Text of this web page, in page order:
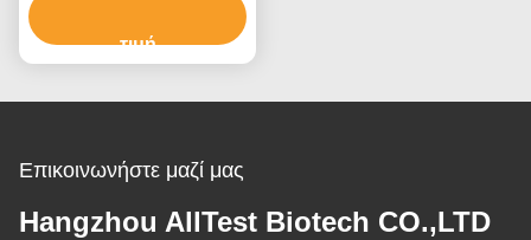
τιμή
Επικοινωνήστε μαζί μας
Hangzhou AllTest Biotech CO.,LTD